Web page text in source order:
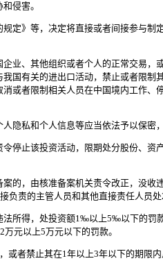
侵害。
定》等，决定将直接或者间接参与制
业、其他组织或者个人的正常交易，
国有关的进出口活动，禁止或者限制
或者限制相关人员在中国境内工作、
私和个人信息等应当依法予以保密
停止该投资活动，限期处分股份、资
的，由核准备案机关责令改正，没
责的主管人员和其他直接责任人员处
所得，处投资额1‰以上5‰以下的罚
元以上5万元以下的罚款。
者禁止其在1年以上3年以下的期限内